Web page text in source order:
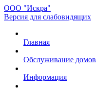
ООО "Искра"
Версия для слабовидящих
Главная
Обслуживание домов
Информация